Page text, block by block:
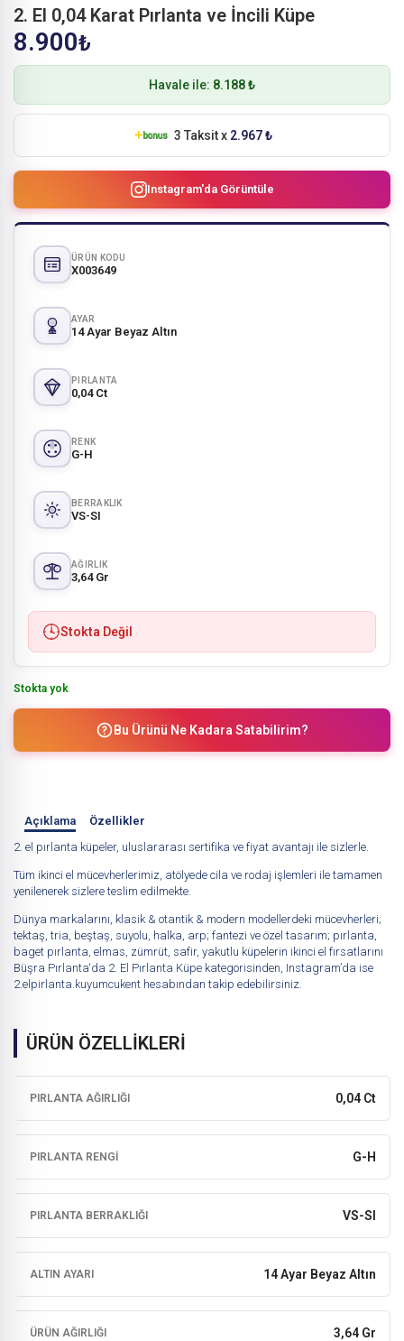
2. El 0,04 Karat Pırlanta ve İncili Küpe
8.900₺
Havale ile: 8.188 ₺
3 Taksit x 2.967 ₺
Instagram'da Görüntüle
ÜRÜN KODU
X003649
AYAR
14 Ayar Beyaz Altın
PIRLANTA
0,04 Ct
RENK
G-H
BERRAKLIK
VS-SI
AĞIRLIK
3,64 Gr
Stokta Değil
Stokta yok
Bu Ürünü Ne Kadara Satabilirim?
Açıklama
Özellikler
2. el pırlanta küpeler, uluslararası sertifika ve fiyat avantajı ile sizlerle.
Tüm ikinci el mücevherlerimiz, atölyede cila ve rodaj işlemleri ile tamamen
yenilenerek sizlere teslim edilmekte.
Dünya markalarını, klasik & otantik & modern modellerdeki mücevherleri;
tektaş, tria, beştaş, suyolu, halka, arp; fantezi ve özel tasarım; pırlanta,
baget pırlanta, elmas, zümrüt, safir, yakutlu küpelerin ikinci el fırsatlarını
Büşra Pırlanta‘da 2. El Pırlanta Küpe kategorisinden, Instagram’da ise
2.elpirlanta.kuyumcukent hesabından takip edebilirsiniz.
ÜRÜN ÖZELLİKLERİ
PIRLANTA AĞIRLIĞI 0,04 Ct
PIRLANTA RENGI G-H
PIRLANTA BERRAKLIĞI VS-SI
ALTIN AYARI 14 Ayar Beyaz Altın
ÜRÜN AĞIRLIĞI 3,64 Gr